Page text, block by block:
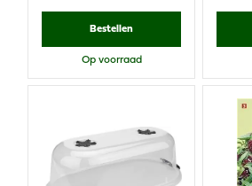
Bestellen
Op voorraad